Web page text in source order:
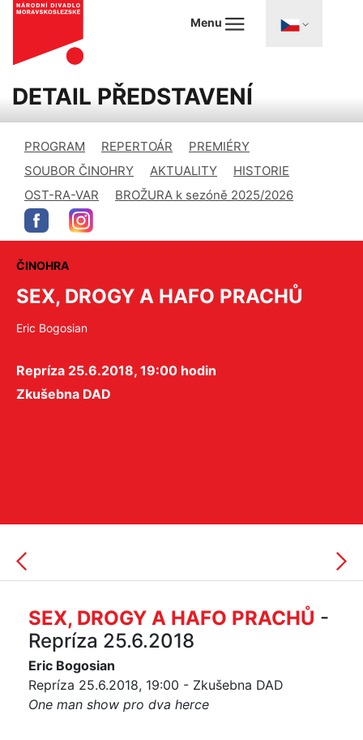
Menu
DETAIL PŘEDSTAVENÍ
PROGRAM REPERTOÁR
PREMIÉRY
SOUBOR ČINOHRY
AKTUALITY
HISTORIE
OST-RA-VAR
BROŽURA k sezóně 2025/2026
ČINOHRA
SEX, DROGY A HAFO PRACHŮ
Eric Bogosian
Repríza 25.6.2018, 19:00 hodin
Zkušebna DAD
SEX, DROGY A HAFO PRACHŮ -
Repríza 25.6.2018
Eric Bogosian
Repríza 25.6.2018, 19:00 - Zkušebna DAD
One man show pro dva herce